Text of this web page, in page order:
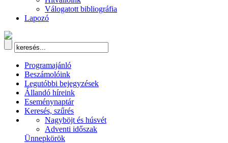
Válogatott bibliográfia
Lapozó
Programajánló
Beszámolóink
Legutóbbi bejegyzések
Állandó híreink
Eseménynaptár
Keresés, szűrés
Nagyböjt és húsvét
Adventi időszak
Ünnepkörök